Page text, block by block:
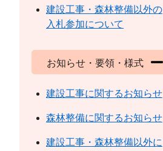
建設工事・森林整備以外の
入札参加について
お知らせ・要領・様式
建設工事に関するお知らせ
森林整備に関するお知らせ
建設工事・森林整備以外に